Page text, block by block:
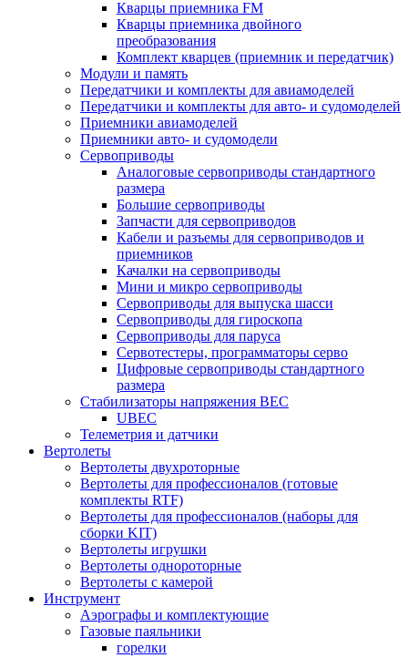
Кварцы приемника FM
Кварцы приемника двойного
преобразования
Комплект кварцев (приемник и передатчик)
Модули и память
Передатчики и комплекты для авиамоделей
Передатчики и комплекты для авто- и судомоделей
Приемники авиамоделей
Приемники авто- и судомодели
Сервоприводы
Аналоговые сервоприводы стандартного
размера
Большие сервоприводы
Запчасти для сервоприводов
Кабели и разъемы для сервоприводов и
приемников
Качалки на сервоприводы
Мини и микро сервоприводы
Сервоприводы для выпуска шасси
Сервоприводы для гироскопа
Сервоприводы для паруса
Сервотестеры, программаторы серво
Цифровые сервоприводы стандартного
размера
Стабилизаторы напряжения BEC
UBEC
Телеметрия и датчики
Вертолеты
Вертолеты двухроторные
Вертолеты для профессионалов (готовые
комплекты RTF)
Вертолеты для профессионалов (наборы для
сборки KIT)
Вертолеты игрушки
Вертолеты однороторные
Вертолеты с камерой
Инструмент
Аэрографы и комплектующие
Газовые паяльники
горелки